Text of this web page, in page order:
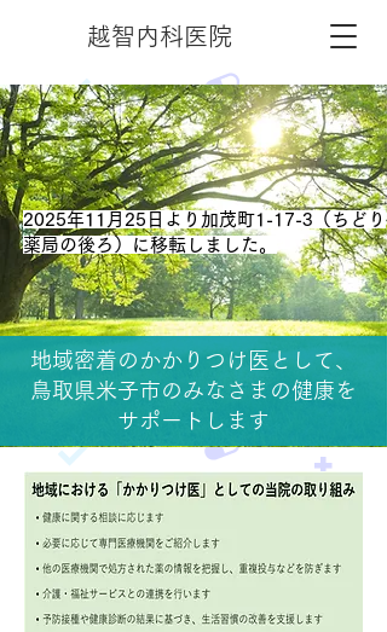
越智内科医院
​2025年11月25日より加茂町1-17-3（ちどり
薬局の後ろ）に移転しました。
地域密着のかかりつけ医として、
鳥取県米子市のみなさまの健康を
サポートします